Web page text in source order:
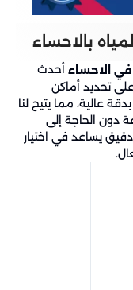
بالاحساء
الاحساء أحدث
تحديد أماكن
عالية، مما يتيح لنا
دون الحاجة إلى
يساعد في اختيار